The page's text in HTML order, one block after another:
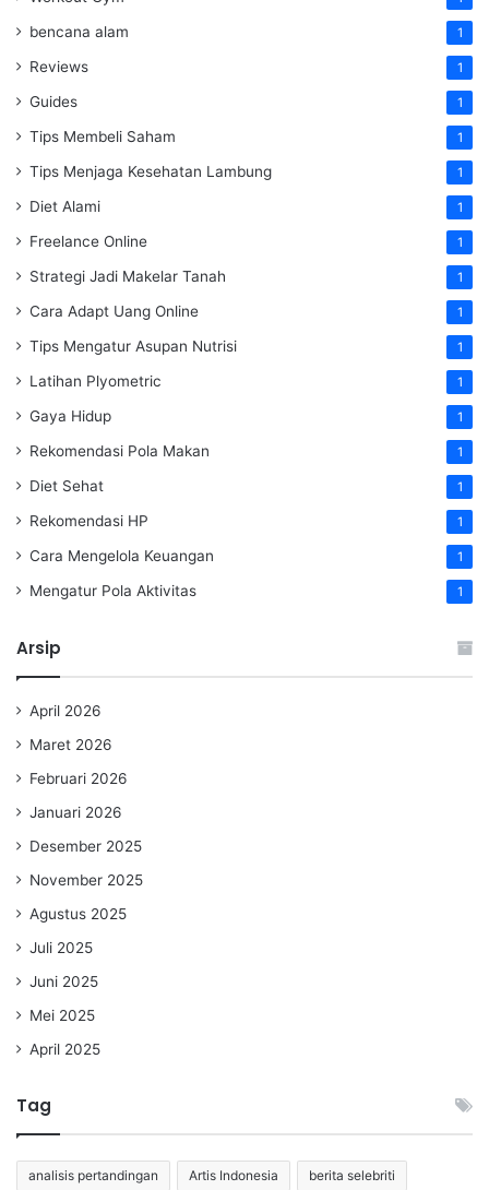
bencana alam 1
Reviews 1
Guides 1
Tips Membeli Saham 1
Tips Menjaga Kesehatan Lambung 1
Diet Alami 1
Freelance Online 1
Strategi Jadi Makelar Tanah 1
Cara Adapt Uang Online 1
Tips Mengatur Asupan Nutrisi 1
Latihan Plyometric 1
Gaya Hidup 1
Rekomendasi Pola Makan 1
Diet Sehat 1
Rekomendasi HP 1
Cara Mengelola Keuangan 1
Mengatur Pola Aktivitas 1
Arsip
April 2026
Maret 2026
Februari 2026
Januari 2026
Desember 2025
November 2025
Agustus 2025
Juli 2025
Juni 2025
Mei 2025
April 2025
Tag
analisis pertandingan Artis Indonesia berita selebriti